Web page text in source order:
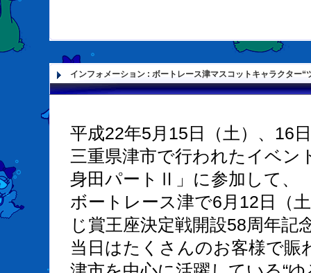
インフォメーション : ボートレース津マスコットキャラクター“
平成22年5月15日（土）、16
三重県津市で行われたイベン
身田パートⅡ」に参加して、
ボートレース津で6月12日（
じ賞王座決定戦開設58周年記
当日はたくさんのお客様で賑